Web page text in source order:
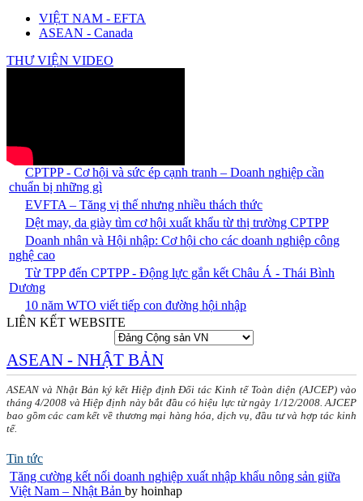
VIỆT NAM - EFTA
ASEAN - Canada
THƯ VIỆN VIDEO
CPTPP - Cơ hội và sức ép cạnh tranh – Doanh nghiệp cần
chuẩn bị những gì
EVFTA – Tăng vị thế nhưng nhiều thách thức
Dệt may, da giày tìm cơ hội xuất khẩu từ thị trường CPTPP
Doanh nhân và Hội nhập: Cơ hội cho các doanh nghiệp công
nghệ cao
Từ TPP đến CPTPP - Động lực gắn kết Châu Á - Thái Bình
Dương
10 năm WTO viết tiếp con đường hội nhập
LIÊN KẾT WEBSITE
ASEAN - NHẬT BẢN
ASEAN và Nhật Bản ký kết Hiệp định Đối tác Kinh tế Toàn diện (AJCEP) vào
tháng 4/2008 và Hiệp định này bắt đầu có hiệu lực từ ngày 1/12/2008. AJCEP
bao gồm các cam kết về thương mại hàng hóa, dịch vụ, đầu tư và hợp tác kinh
tế.
Tin tức
Tăng cường kết nối doanh nghiệp xuất nhập khẩu nông sản giữa
Việt Nam – Nhật Bản by hoinhap